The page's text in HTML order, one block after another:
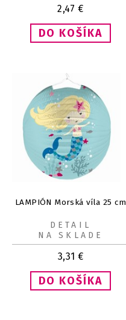
2,47 €
LAMPIÓN Morská víla 25 cm
3,31 €
DETAIL
NA SKLADE